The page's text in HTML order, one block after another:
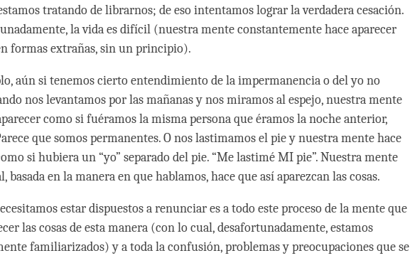
tratando de librarnos; de eso intentamos lograr la verdadera cesación.
la vida es difícil (nuestra mente constantemente hace aparecer
formas extrañas, sin un principio).
aún si tenemos cierto entendimiento de la impermanencia o del yo no
nos levantamos por las mañanas y nos miramos al espejo, nuestra mente
como si fuéramos la misma persona que éramos la noche anterior,
que somos permanentes. O nos lastimamos el pie y nuestra mente hace
si hubiera un “yo” separado del pie. “Me lastimé MI pie”. Nuestra mente
basada en la manera en que hablamos, hace que así aparezcan las cosas.
estar dispuestos a renunciar es a todo este proceso de la mente que
las cosas de esta manera (con lo cual, desafortunadamente, estamos
familiarizados) y a toda la confusión, problemas y preocupaciones que se